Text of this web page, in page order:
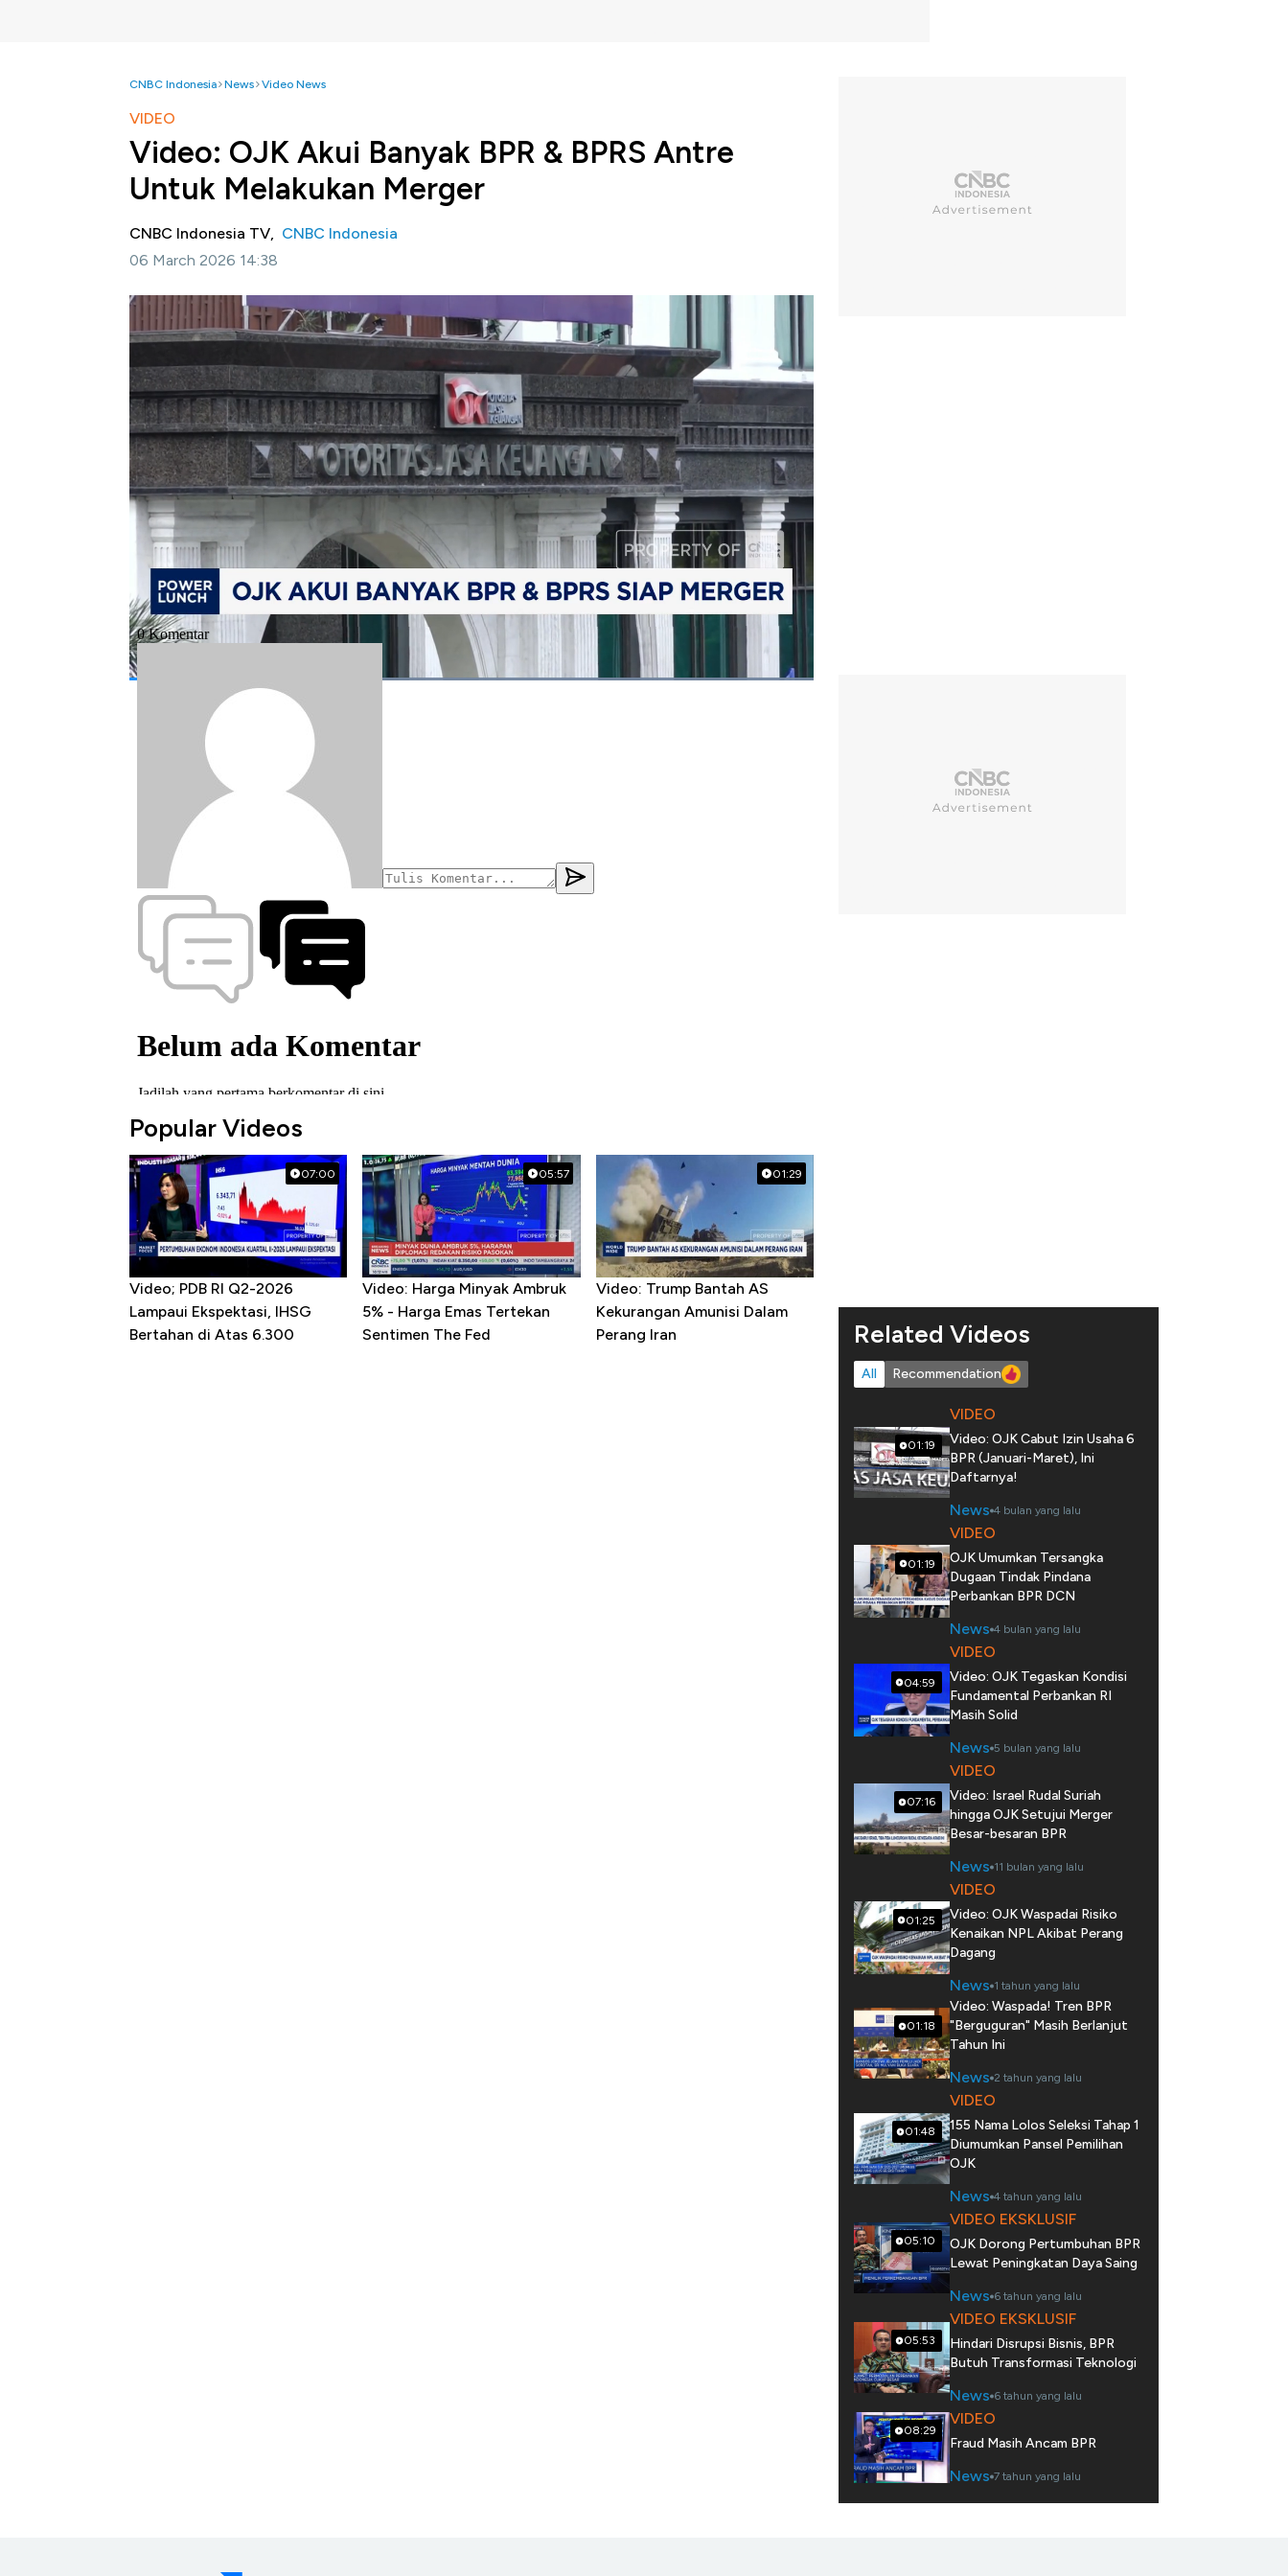
CNBC Indonesia News Video News
VIDEO
Video: OJK Akui Banyak BPR & BPRS Antre
Untuk Melakukan Merger
CNBC Indonesia TV, CNBC Indonesia
06 March 2026 14:38
Jakarta, CNBC Indonesia-Otoritas Jasa Keuangan (OJK) mengungkapkan masih banyak Bank
Perekonomian Rakyat (BPR) yang berencana melakukan konsolidasi atau merger. Langkah ini
dilakukan untuk memenuhi aturan single presence policy, atau kebijakan kepemilikan tunggal.
Selengkapnya dalam program Power Lunch CNBC Indonesia (Jumat, 06/03/2026) berikut ini.
Bagikan:
#ojk #bpr #bprs #merger bank
Popular Videos
07:00
Video; PDB RI Q2-2026
Lampaui Ekspektasi, IHSG
Bertahan di Atas 6.300
05:57
Video: Harga Minyak Ambruk
5% - Harga Emas Tertekan
Sentimen The Fed
01:29
Video: Trump Bantah AS
Kekurangan Amunisi Dalam
Perang Iran
Related Videos
All Recommendation
01:19
VIDEO
Video: OJK Cabut Izin Usaha 6
BPR (Januari-Maret), Ini
Daftarnya!
News 4 bulan yang lalu
01:19
VIDEO
OJK Umumkan Tersangka
Dugaan Tindak Pindana
Perbankan BPR DCN
News 4 bulan yang lalu
04:59
VIDEO
Video: OJK Tegaskan Kondisi
Fundamental Perbankan RI
Masih Solid
News 5 bulan yang lalu
07:16
VIDEO
Video: Israel Rudal Suriah
hingga OJK Setujui Merger
Besar-besaran BPR
News 11 bulan yang lalu
01:25
VIDEO
Video: OJK Waspadai Risiko
Kenaikan NPL Akibat Perang
Dagang
News 1 tahun yang lalu
01:18
Video: Waspada! Tren BPR
"Berguguran" Masih Berlanjut
Tahun Ini
News 2 tahun yang lalu
01:48
VIDEO
155 Nama Lolos Seleksi Tahap 1
Diumumkan Pansel Pemilihan
OJK
News 4 tahun yang lalu
05:10
VIDEO EKSKLUSIF
OJK Dorong Pertumbuhan BPR
Lewat Peningkatan Daya Saing
News 6 tahun yang lalu
05:53
VIDEO EKSKLUSIF
Hindari Disrupsi Bisnis, BPR
Butuh Transformasi Teknologi
News 6 tahun yang lalu
08:29
VIDEO
Fraud Masih Ancam BPR
News 7 tahun yang lalu